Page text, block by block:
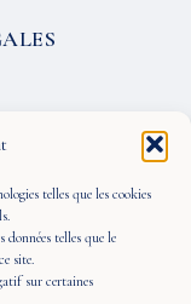
telles que les cookies
données telles que le
site.
sur certaines